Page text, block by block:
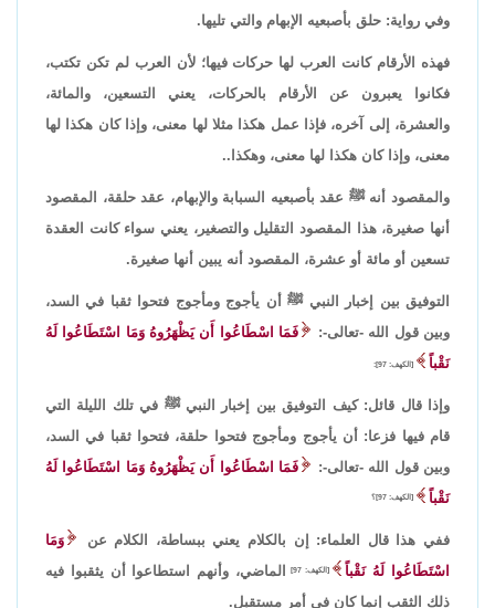
وفي رواية: حلق بأصبعيه الإبهام والتي تليها.
فهذه الأرقام كانت العرب لها حركات فيها؛ لأن العرب لم تكن تكتب،
فكانوا يعبرون عن الأرقام بالحركات، يعني التسعين، والمائة،
والعشرة، إلى آخره، فإذا عمل هكذا مثلا لها معنى، وإذا كان هكذا لها
معنى، وإذا كان هكذا لها معنى، وهكذا..
والمقصود أنه ﷺ عقد بأصبعيه السبابة والإبهام، عقد حلقة، المقصود
أنها صغيرة، هذا المقصود التقليل والتصغير، يعني سواء كانت العقدة
تسعين أو مائة أو عشرة، المقصود أنه يبين أنها صغيرة.
التوفيق بين إخبار النبي ﷺ أن يأجوج ومأجوج فتحوا ثقبا في السد،
وبين قول الله -تعالى-:
فَمَا اسْطَاعُوا أَن يَظْهَرُوهُ وَمَا اسْتَطَاعُوا لَهُ
نَقْباً
[الكهف: 97]:
وإذا قال قائل: كيف التوفيق بين إخبار النبي ﷺ في تلك الليلة التي
قام فيها فزعا: أن يأجوج ومأجوج فتحوا حلقة، فتحوا ثقبا في السد،
وبين قول الله -تعالى-:
فَمَا اسْطَاعُوا أَن يَظْهَرُوهُ وَمَا اسْتَطَاعُوا لَهُ
نَقْباً
[الكهف: 97]؟
ففي هذا قال العلماء: إن بالكلام يعني ببساطة، الكلام عن
وَمَا
اسْتَطَاعُوا لَهُ نَقْباً
[الكهف: 97]
الماضي، وأنهم استطاعوا أن يثقبوا فيه
ذلك الثقب إنما كان في أمر مستقبل.